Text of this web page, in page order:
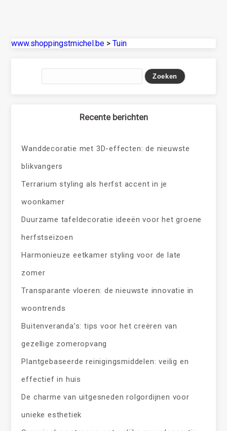
www.shoppingstmichel.be >Tuin
Recente berichten
Wanddecoratie met 3D-effecten: de nieuwste
blikvangers
Terrarium styling als herfst accent in je
woonkamer
Duurzame tafeldecoratie ideeën voor het groene
herfstseizoen
Harmonieuze eetkamer styling voor de late
zomer
Transparante vloeren: de nieuwste innovatie in
woontrends
Buitenveranda’s: tips voor het creëren van
gezellige zomeropvang
Plantgebaseerde reinigingsmiddelen: veilig en
effectief in huis
De charme van uitgesneden rolgordijnen voor
unieke esthetiek